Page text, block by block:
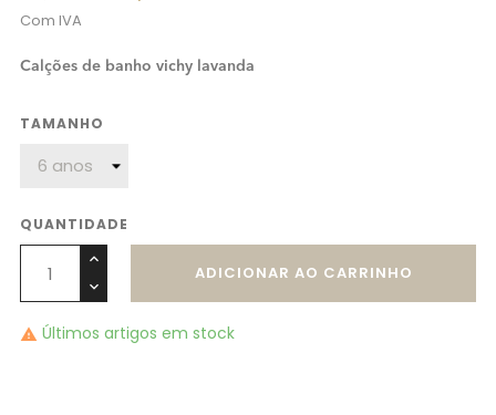
Com IVA
Calções de banho vichy lavanda
TAMANHO
QUANTIDADE
ADICIONAR AO CARRINHO
 Últimos artigos em stock